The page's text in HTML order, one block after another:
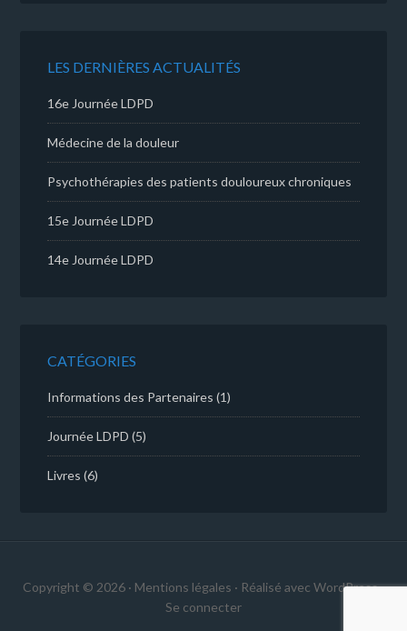
LES DERNIÈRES ACTUALITÉS
16e Journée LDPD
Médecine de la douleur
Psychothérapies des patients douloureux chroniques
15e Journée LDPD
14e Journée LDPD
CATÉGORIES
Informations des Partenaires (1)
Journée LDPD (5)
Livres (6)
Copyright © 2026 · Mentions légales · Réalisé avec WordPress·
Se connecter